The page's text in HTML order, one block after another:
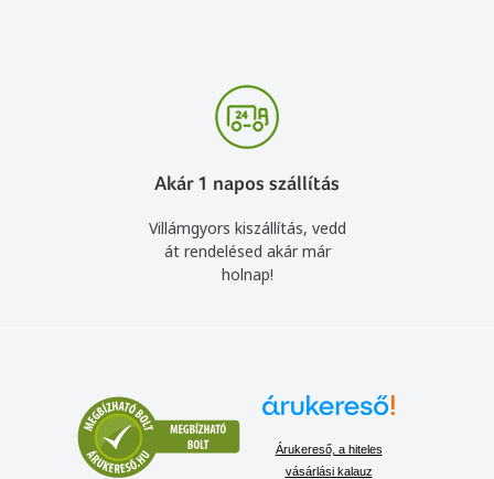
Akár 1 napos szállítás
Villámgyors kiszállítás, vedd
át rendelésed akár már
holnap!
Árukereső, a hiteles
vásárlási kalauz